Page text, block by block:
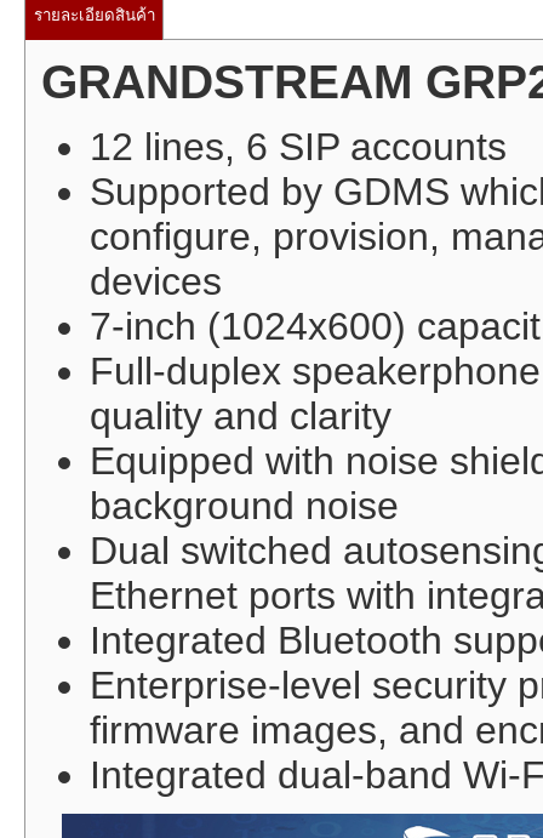
รายละเอียดสินค้า
GRANDSTREAM
12 lines, 6 SIP accounts
Supported by GDMS
configure, provision,
devices
7-inch (1024x600)
Full-duplex
quality and clarity
Equipped with noise
background noise
Dual switched
Ethernet ports with
Integrated Bluetooth
Enterprise-level security
firmware images, and
Integrated dual-band Wi-